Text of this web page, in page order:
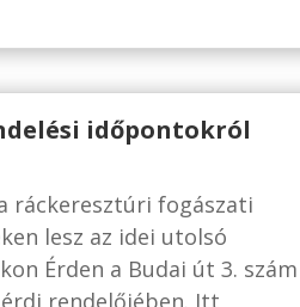
időpontokról
ráckeresztúri fogászati
lesz az idei utolsó
Érden a Budai út 3. szám
rendelőjében. Itt